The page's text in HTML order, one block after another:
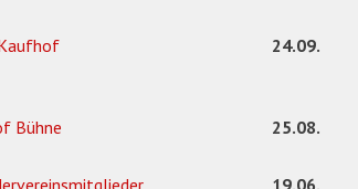
24.09.
Bühne 25.08.
19.06.